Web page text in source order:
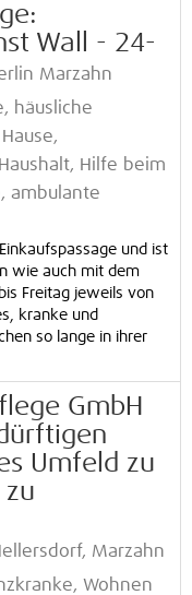
Wall - 24-
Marzahn
häusliche
Hilfe beim
ambulante
und ist
wie auch mit dem
Freitag jeweils von
kranke und
so lange in ihrer
GmbH
Umfeld zu
Marzahn
Wohnen